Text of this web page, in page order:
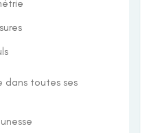
dans toutes ses